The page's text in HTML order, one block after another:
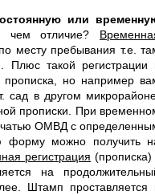
или
чем отличие?
месту пребывания т.е.
Плюс такой регистрации
но например
сад в другом
прописки. При
ОМВД с
форму можно получить
регистрация (прописка)
на
Штамп проставляется